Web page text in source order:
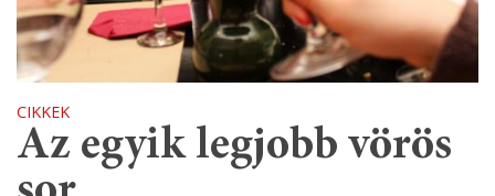
CIKKEK
Az egyik legjobb vörös